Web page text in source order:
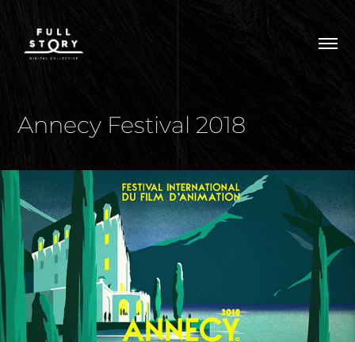
Annecy Festival 2018